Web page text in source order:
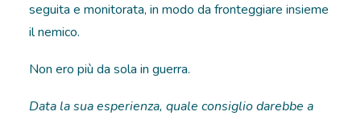
seguita e monitorata, in modo da fronteggiare insieme
il nemico.
Non ero più da sola in guerra.
Data la sua esperienza, quale consiglio darebbe a